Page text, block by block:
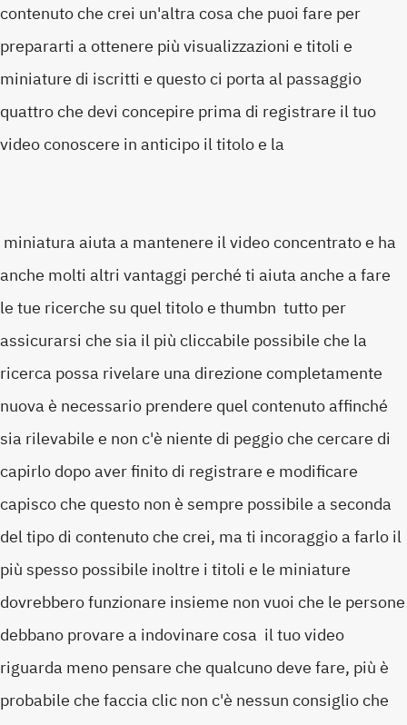
contenuto che crei un'altra cosa che puoi fare per
prepararti a ottenere più visualizzazioni e titoli e
miniature di iscritti e questo ci porta al passaggio
quattro che devi concepire prima di registrare il tuo
video conoscere in anticipo il titolo e la
miniatura aiuta a mantenere il video concentrato e ha
anche molti altri vantaggi perché ti aiuta anche a fare
le tue ricerche su quel titolo e thumbn tutto per
assicurarsi che sia il più cliccabile possibile che la
ricerca possa rivelare una direzione completamente
nuova è necessario prendere quel contenuto affinché
sia rilevabile e non c'è niente di peggio che cercare di
capirlo dopo aver finito di registrare e modificare
capisco che questo non è sempre possibile a seconda
del tipo di contenuto che crei, ma ti incoraggio a farlo il
più spesso possibile inoltre i titoli e le miniature
dovrebbero funzionare insieme non vuoi che le persone
debbano provare a indovinare cosa il tuo video
riguarda meno pensare che qualcuno deve fare, più è
probabile che faccia clic non c'è nessun consiglio che